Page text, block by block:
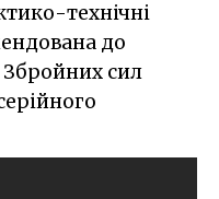
технічні
до
сил